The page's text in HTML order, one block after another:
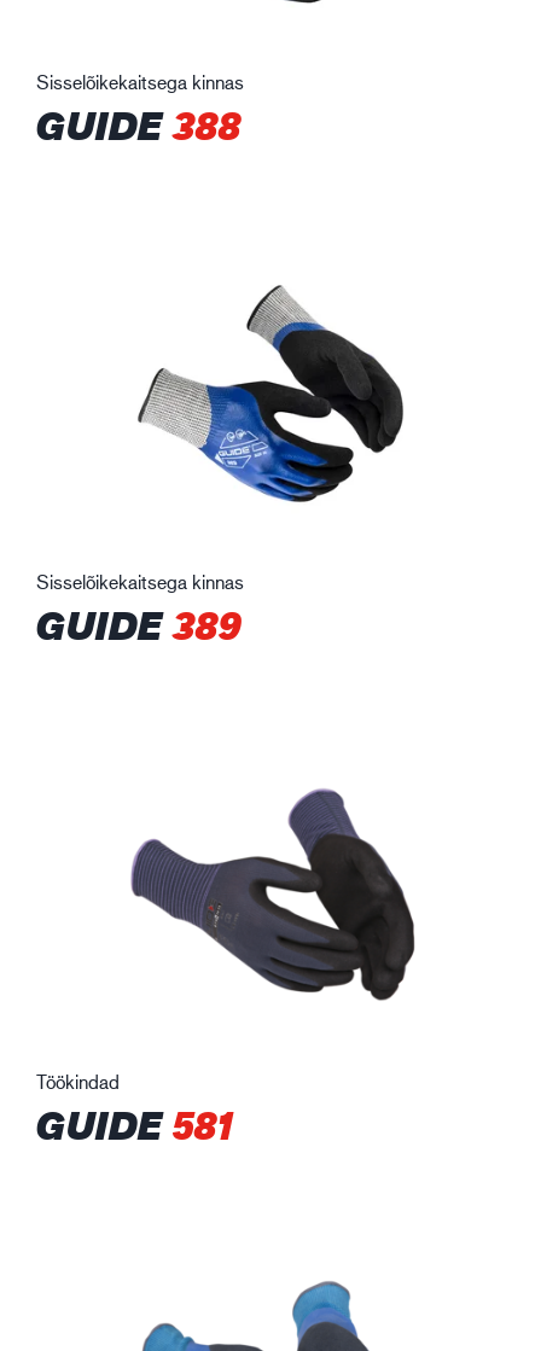
Sisselõikekaitsega kinnas
GUIDE388
Sisselõikekaitsega kinnas
GUIDE389
Töökindad
GUIDE581